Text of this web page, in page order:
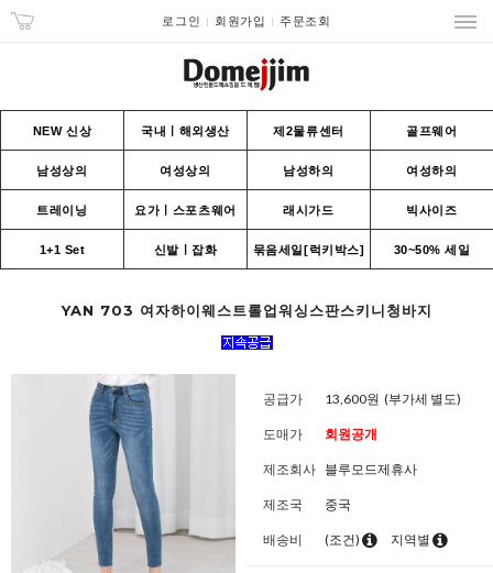
로그인 회원가입 주문조회
NEW 신상 국내ㅣ해외생산 제2물류센터 골프웨어
남성상의 여성상의 남성하의 여성하의
트레이닝 요가ㅣ스포츠웨어 래시가드 빅사이즈
1+1 Set 신발ㅣ잡화 묶음세일[럭키박스] 30~50% 세일
YAN 703 여자하이웨스트롤업워싱스판스키니청바지
공급가 13,600원 (부가세 별도)
도매가 회원공개
제조회사 블루모드제휴사
제조국 중국
배송비 (조건) 지역별